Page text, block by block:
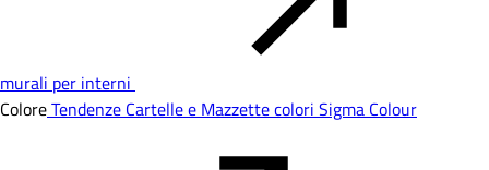
murali per interni
ColoreTendenze Cartelle e Mazzette colori Sigma Colour